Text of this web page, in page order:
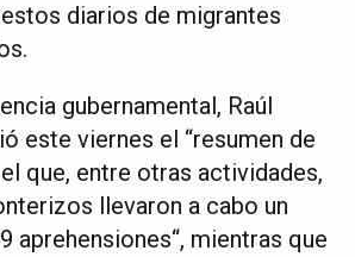
diarios de migrantes
gubernamental, Raúl
este viernes el “resumen de
el que, entre otras actividades,
llevaron a cabo un
aprehensiones“, mientras que